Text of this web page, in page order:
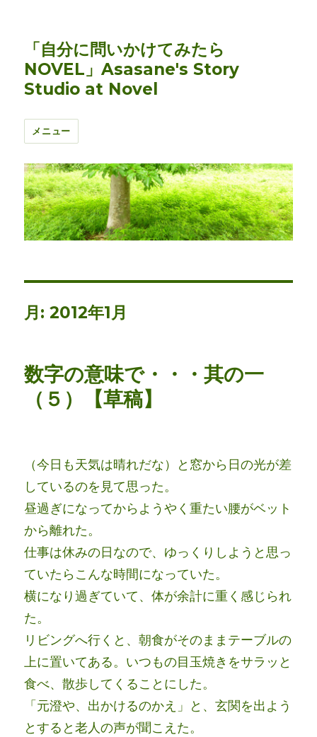
「自分に問いかけてみたら
NOVEL」Asasane's Story
Studio at Novel
メニュー
月:2012年1月
数字の意味で・・・其の一
（５）【草稿】
（今日も天気は晴れだな）と窓から日の光が差
しているのを見て思った。
昼過ぎになってからようやく重たい腰がベット
から離れた。
仕事は休みの日なので、ゆっくりしようと思っ
ていたらこんな時間になっていた。
横になり過ぎていて、体が余計に重く感じられ
た。
リビングへ行くと、朝食がそのままテーブルの
上に置いてある。いつもの目玉焼きをサラッと
食べ、散歩してくることにした。
「元澄や、出かけるのかえ」と、玄関を出よう
とすると老人の声が聞こえた。